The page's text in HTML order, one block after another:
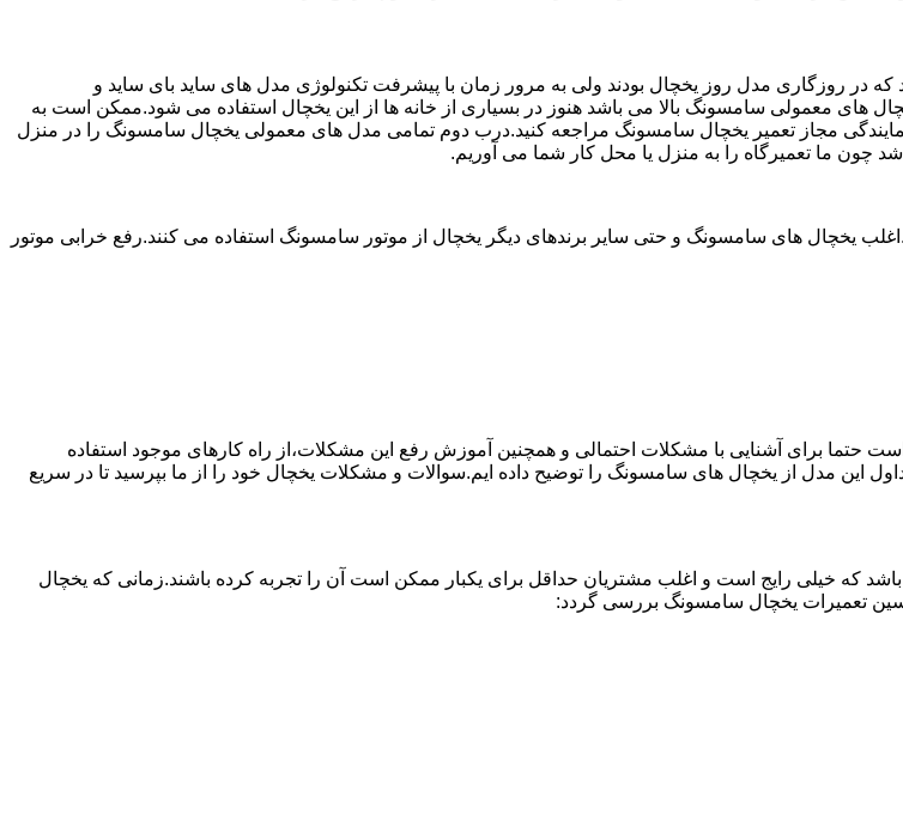
در روزگاری مدل روز یخچال بودند ولی به مرور زمان با پیشرفت تکنولوژی مدل های ساید بای ساید و
های معمولی سامسونگ بالا می باشد هنوز در بسیاری از خانه ها از این یخچال استفاده می شود.ممکن است به
مجاز تعمیر یخچال سامسونگ مراجعه کنید.درب دوم تمامی مدل های معمولی یخچال سامسونگ را در منزل
چون ما تعمیرگاه را به منزل یا محل کار شما می آوریم.
یخچال های سامسونگ و حتی سایر برندهای دیگر یخچال از موتور سامسونگ استفاده می کنند.رفع خرابی موتور
حتما برای آشنایی با مشکلات احتمالی و همچنین آموزش رفع این مشکلات،از راه کارهای موجود استفاده
این مدل از یخچال های سامسونگ را توضیح داده ایم.سوالات و مشکلات یخچال خود را از ما بپرسید تا در سریع
که خیلی رایج است و اغلب مشتریان حداقل برای یکبار ممکن است آن را تجربه کرده باشند.زمانی که یخچال